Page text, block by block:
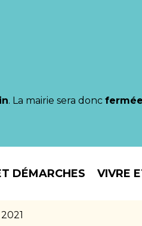
. La mairie sera donc
DÉMARCHES VIVRE